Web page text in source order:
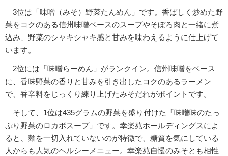
3位は「味噌（みそ）野菜たんめん」です。香ばしく炒めた野
菜をコクのある信州味噌ベースのスープやそぼろ肉と一緒に煮
込み、野菜のシャキシャキ感と甘みを味わえるように仕上げて
います。
2位には「味噌らーめん」がランクイン。信州味噌をベース
に、香味野菜の香りと甘みを引き出したコクのあるラーメン
で、香辛料をじっくり練り上げたみそだれがポイントです。
そして、1位は435グラムの野菜を盛り付けた「味噌味のたっ
ぷり野菜のロカボスープ」です。幸楽苑ホールディングスによ
ると、麺を一切入れていないのが特徴で、糖質を気にしている
人からも人気のヘルシーメニュー。幸楽苑自慢のみそとも相性